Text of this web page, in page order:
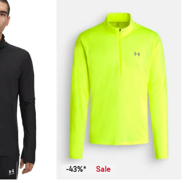
-43%* Sale